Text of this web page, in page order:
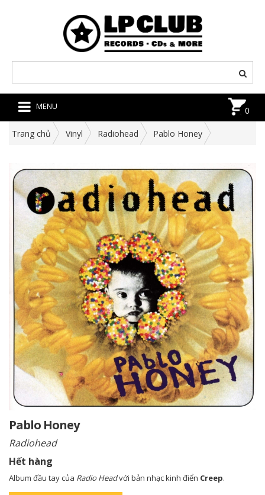
MENU 0
Trang chủ Vinyl Radiohead Pablo Honey
Pablo Honey
Radiohead
Hết hàng
Album đầu tay của Radio Headvới bản nhạc kinh điển Creep.